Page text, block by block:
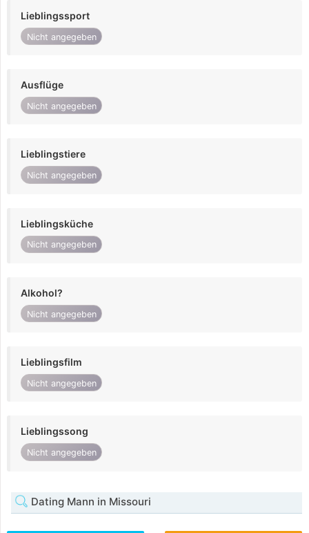
Lieblingssport
Nicht angegeben
Ausflüge
Nicht angegeben
Lieblingstiere
Nicht angegeben
Lieblingsküche
Nicht angegeben
Alkohol?
Nicht angegeben
Lieblingsfilm
Nicht angegeben
Lieblingssong
Nicht angegeben
Dating Mann in Missouri